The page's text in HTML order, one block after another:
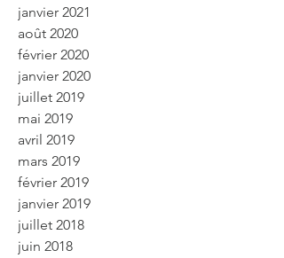
janvier 2021
août 2020
février 2020
janvier 2020
juillet 2019
mai 2019
avril 2019
mars 2019
février 2019
janvier 2019
juillet 2018
juin 2018